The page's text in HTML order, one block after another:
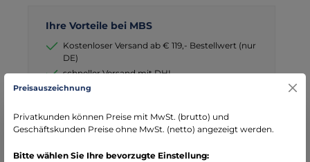
Ihre Vorteile bei MBS
Kostenloser Versand ab € 119,- Bestellwert (nur
DE)
schneller Versand mit DHL
seit über 15 Jahren kompetenter Partner im
Preisauszeichnung
Privatkunden können Preise mit MwSt. (brutto) und
Geschäftskunden Preise ohne MwSt. (netto) angezeigt werden.
Bitte wählen Sie Ihre bevorzugte Einstellung: